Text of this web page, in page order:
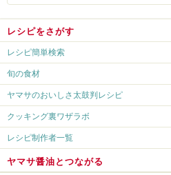
レシピをさがす
レシピ簡単検索
旬の食材
ヤマサのおいしさ太鼓判レシピ
クッキング裏ワザラボ
レシピ制作者一覧
ヤマサ醤油とつながる